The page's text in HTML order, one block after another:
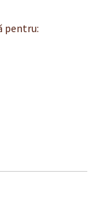
pentru: